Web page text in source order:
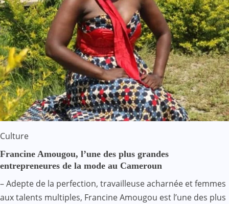
Culture
Francine Amougou, l’une des plus grandes
entrepreneures de la mode au Cameroun
– Adepte de la perfection, travailleuse acharnée et femmes
aux talents multiples, Francine Amougou est l’une des plus